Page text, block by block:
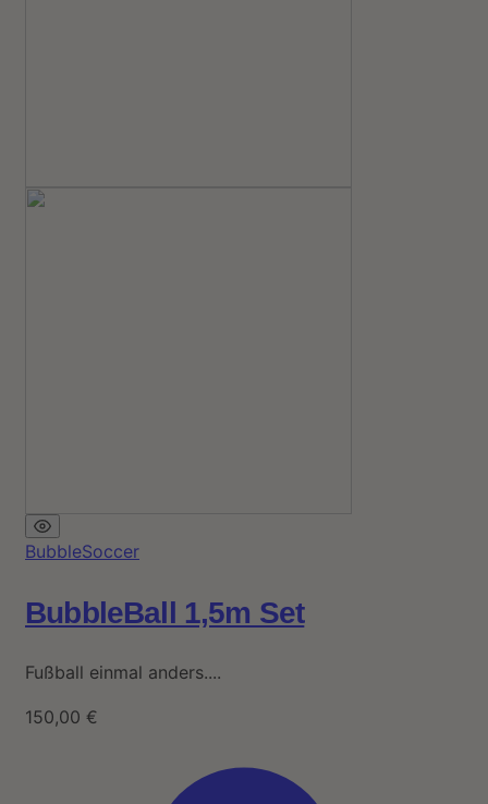
BubbleSoccer
BubbleBall 1,5m Set
Fußball einmal anders....
150,00 €